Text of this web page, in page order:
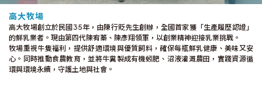
高大牧場
高大牧場創立於民國35年，由陳行貶先生創辦，全國首家獲「生產履歷認證」
的鮮乳業者。現由第四代陳宥蓁、陳彥翔領軍，以創業精神迎接乳業挑戰。
牧場重視牛隻福利，提供舒適環境與優質飼料，確保每瓶鮮乳健康、美味又安
心。同時推動食農教育，並將牛糞製成有機蚓肥、沼液灌溉農田，實踐資源循
環與環境永續，守護土地與社會。